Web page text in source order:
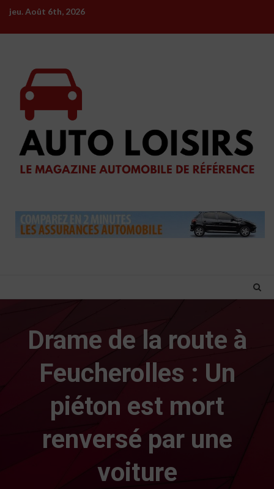
Skip
content
jeu. Août 6th, 2026
Drame de la route à
Feucherolles : Un
piéton est mort
renversé par une
voiture